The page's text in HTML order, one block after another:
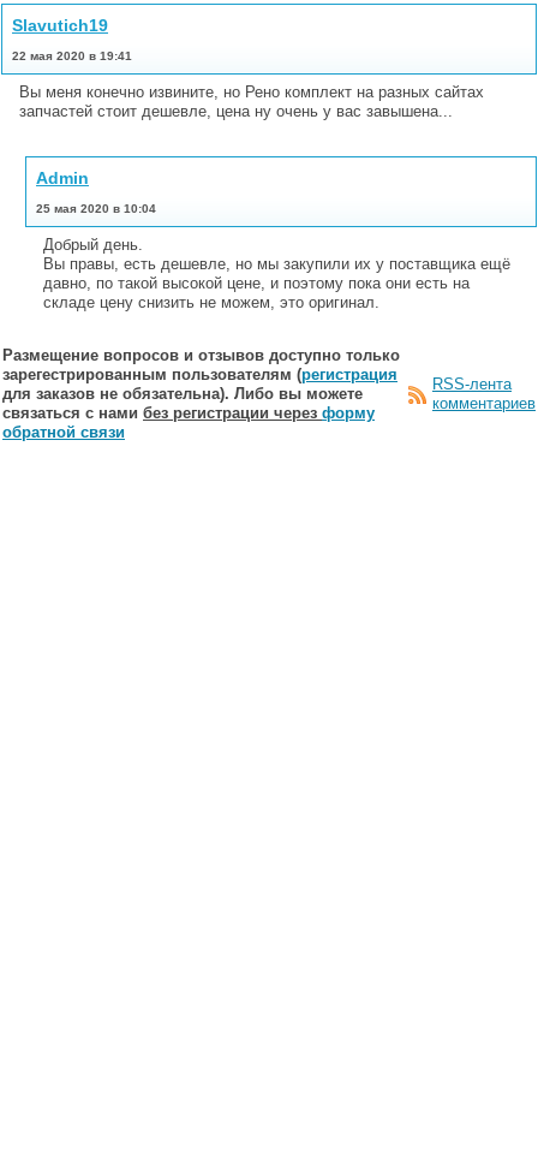
Slavutich19
22 мая 2020 в 19:41
Вы меня конечно извините, но Рено комплект на разных сайтах
запчастей стоит дешевле, цена ну очень у вас завышена...
Admin
25 мая 2020 в 10:04
Добрый день.
Вы правы, есть дешевле, но мы закупили их у поставщика ещё
давно, по такой высокой цене, и поэтому пока они есть на
складе цену снизить не можем, это оригинал.
Размещение вопросов и отзывов доступно только
зарегестрированным пользователям (регистрация
для заказов не обязательна). Либо вы можете
связаться с нами без регистрации через форму
обратной связи
RSS-лента
комментариев